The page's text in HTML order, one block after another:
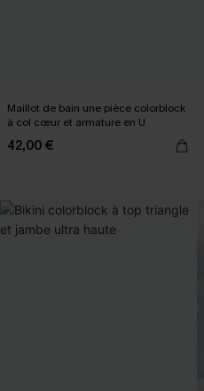
Maillot de bain une pièce colorblock
à col cœur et armature en U
42,00 €